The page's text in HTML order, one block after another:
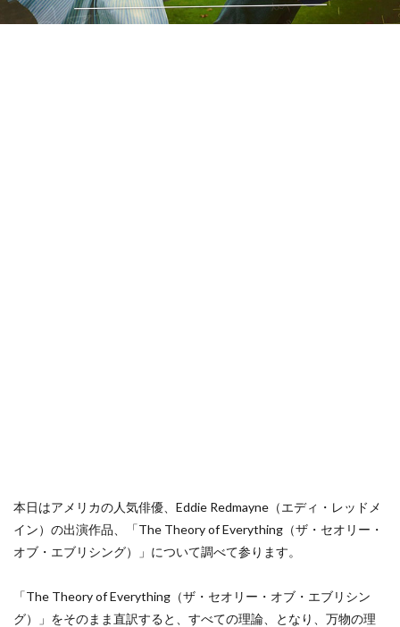
本日はアメリカの人気俳優、Eddie Redmayne（エディ・レッドメ
イン）の出演作品、「The Theory of Everything（ザ・セオリー・
オブ・エブリシング）」について調べて参ります。
「The Theory of Everything（ザ・セオリー・オブ・エブリシン
グ）」をそのまま直訳すると、すべての理論、となり、万物の理